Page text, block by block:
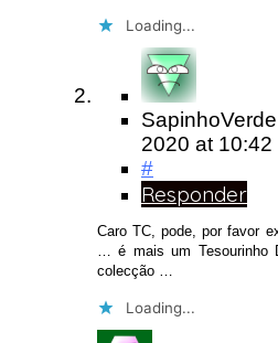
Loading...
SapinhoVerde
2020 at 10:42
#
Responder
Caro TC, pode, por favor
… é mais um Tesourinho
colecção …
Loading...